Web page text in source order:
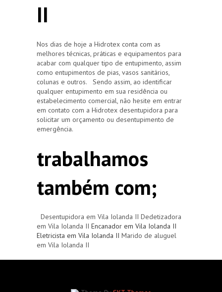
II
Nos dias de hoje a Hidrotex conta com as
melhores técnicas, práticas e equipamentos para
acabar com qualquer tipo de entupimento, assim
como entupimentos de pias, vasos sanitários,
colunas e outros. Sendo assim, ao identificar
qualquer entupimento em sua residência ou
estabelecimento comercial, não hesite em entrar
em contato com a Hidrotex desentupidora para
solicitar um orçamento ou desentupimento de
emergência.
trabalhamos
também com;
Desentupidora em Vila Iolanda II Dedetizadora
em Vila Iolanda II Encanador em Vila Iolanda II
Eletricista em Vila Iolanda II Marido de aluguel
em Vila Iolanda II